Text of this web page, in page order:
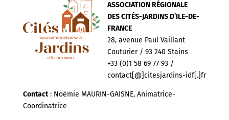
ASSOCIATION RÉGIONALE
DES CITÉS-JARDINS D’ILE-DE-
FRANCE
28, avenue Paul Vaillant
Couturier / 93 240 Stains
+33 (0)1 58 69 77 93 /
contact[@]citesjardins-idf[.]fr
Contact: Noëmie MAURIN-GAISNE, Animatrice-
Coordinatrice